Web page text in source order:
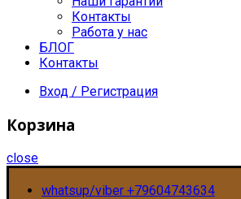
Контакты
Работа у нас
БЛОГ
Контакты
Вход / Регистрация
Корзина
close
whatsup/viber +79604743634